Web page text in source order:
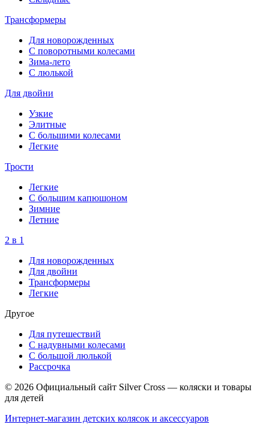
Трансформеры
Для новорожденных
С поворотными колесами
Зима-лето
С люлькой
Для двойни
Узкие
Элитные
С большими колесами
Легкие
Трости
Легкие
С большим капюшоном
Зимние
Летние
2 в 1
Для новорожденных
Для двойни
Трансформеры
Легкие
Другое
Для путешествий
С надувными колесами
С большой люлькой
Рассрочка
© 2026 Официальный сайт Silver Cross — коляски и товары
для детей
Интернет-магазин детских колясок и аксессуаров